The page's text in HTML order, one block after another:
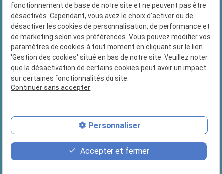
10 Chemin du Lion
13127 Vitrolles
Nous contacter :
04 84 89 16 48
Mentions légales
Politique de confidentialité
Gestion des cookies
fonctionnement de base de notre site et ne peuvent pas être
désactivés. Cependant, vous avez le choix d'activer ou de
désactiver les cookies de personnalisation, de performance et
de marketing selon vos préférences. Vous pouvez modifier vos
paramètres de cookies à tout moment en cliquant sur le lien
'Gestion des cookies' situé en bas de notre site. Veuillez noter
que la désactivation de certains cookies peut avoir un impact
sur certaines fonctionnalités du site.
Continuer sans accepter
Personnaliser
Accepter et fermer